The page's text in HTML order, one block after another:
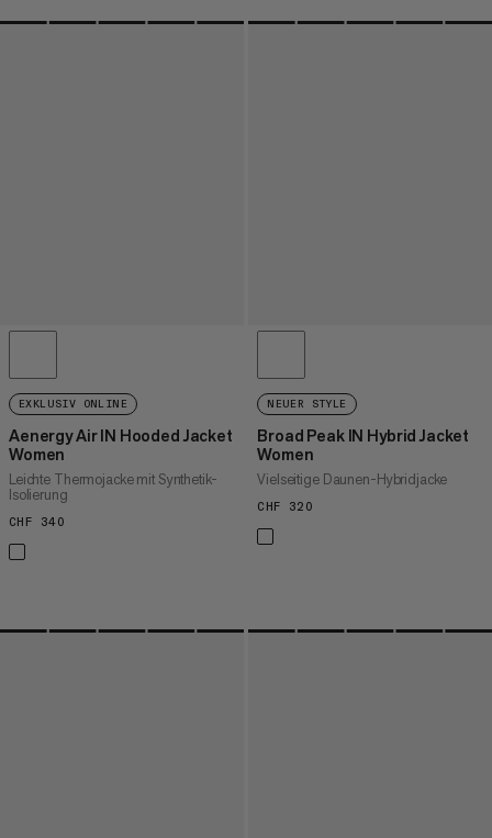
EXKLUSIV ONLINE
Aenergy Air IN Hooded Jacket
Women
Leichte Thermojacke mit Synthetik-
Isolierung
CHF 340
NEUER STYLE
Broad Peak IN Hybrid Jacket
Women
Vielseitige Daunen-Hybridjacke
CHF 320